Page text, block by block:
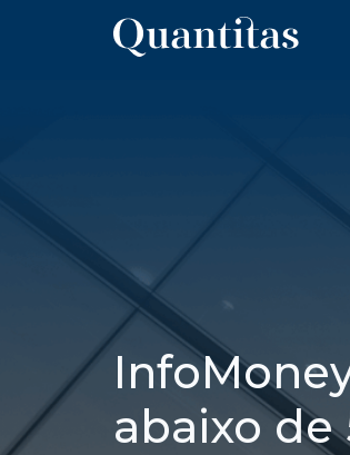
abaixo de